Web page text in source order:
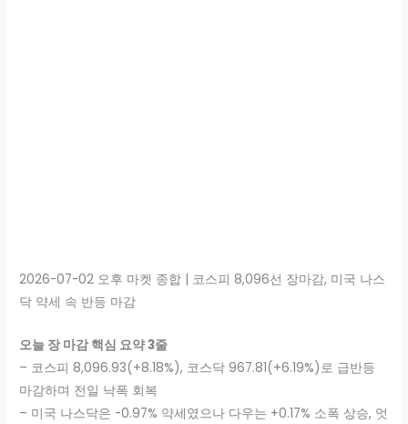
2026-07-02 오후 마켓 종합 | 코스피 8,096선 장마감, 미국 나스
닥 약세 속 반등 마감
오늘 장 마감 핵심 요약 3줄
– 코스피 8,096.93(+8.18%), 코스닥 967.81(+6.19%)로 급반등
마감하며 전일 낙폭 회복
– 미국 나스닥은 -0.97% 약세였으나 다우는 +0.17% 소폭 상승, 엇